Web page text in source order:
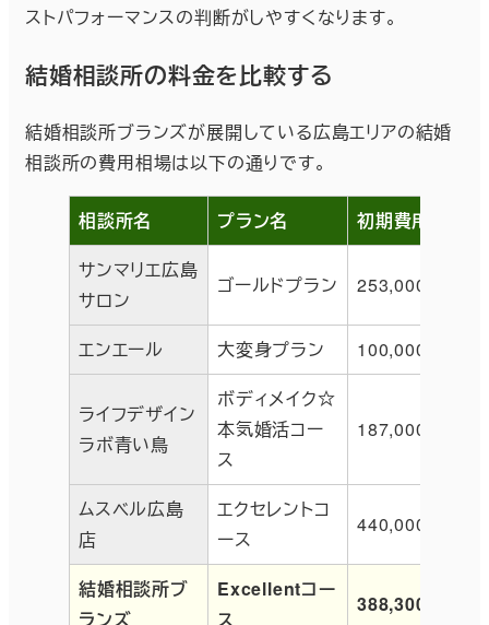
ストパフォーマンスの判断がしやすくなります。
結婚相談所の料金を比較する
結婚相談所ブランズが展開している広島エリアの結婚
相談所の費用相場は以下の通りです。
相談所名 プラン名
初期費用
サンマリエ広島
サロン
ゴールドプラン 253,000円
エンエール 大変身プラン 100,000円
ライフデザイン
ラボ青い鳥
ボディメイク☆
本気婚活コー
ス
187,000円
ムスベル広島
店
エクセレントコ
ース
440,000円
結婚相談所ブ
ランズ
Excellentコー
ス
388,300円